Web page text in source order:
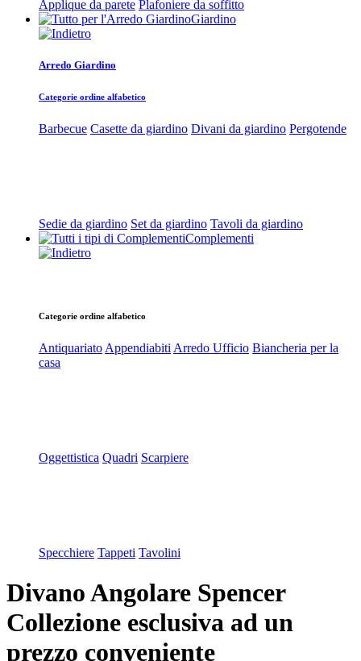
Applique da parete Plafoniere da soffitto
Giardino
Arredo Giardino
Categorie ordine alfabetico
Barbecue Casette da giardino Divani da giardino Pergotende
Sedie da giardino Set da giardino Tavoli da giardino
Complementi
Categorie ordine alfabetico
Antiquariato Appendiabiti Arredo Ufficio Biancheria per la
casa
Oggettistica Quadri Scarpiere
Specchiere Tappeti Tavolini
Divano Angolare Spencer
Collezione esclusiva ad un
prezzo conveniente